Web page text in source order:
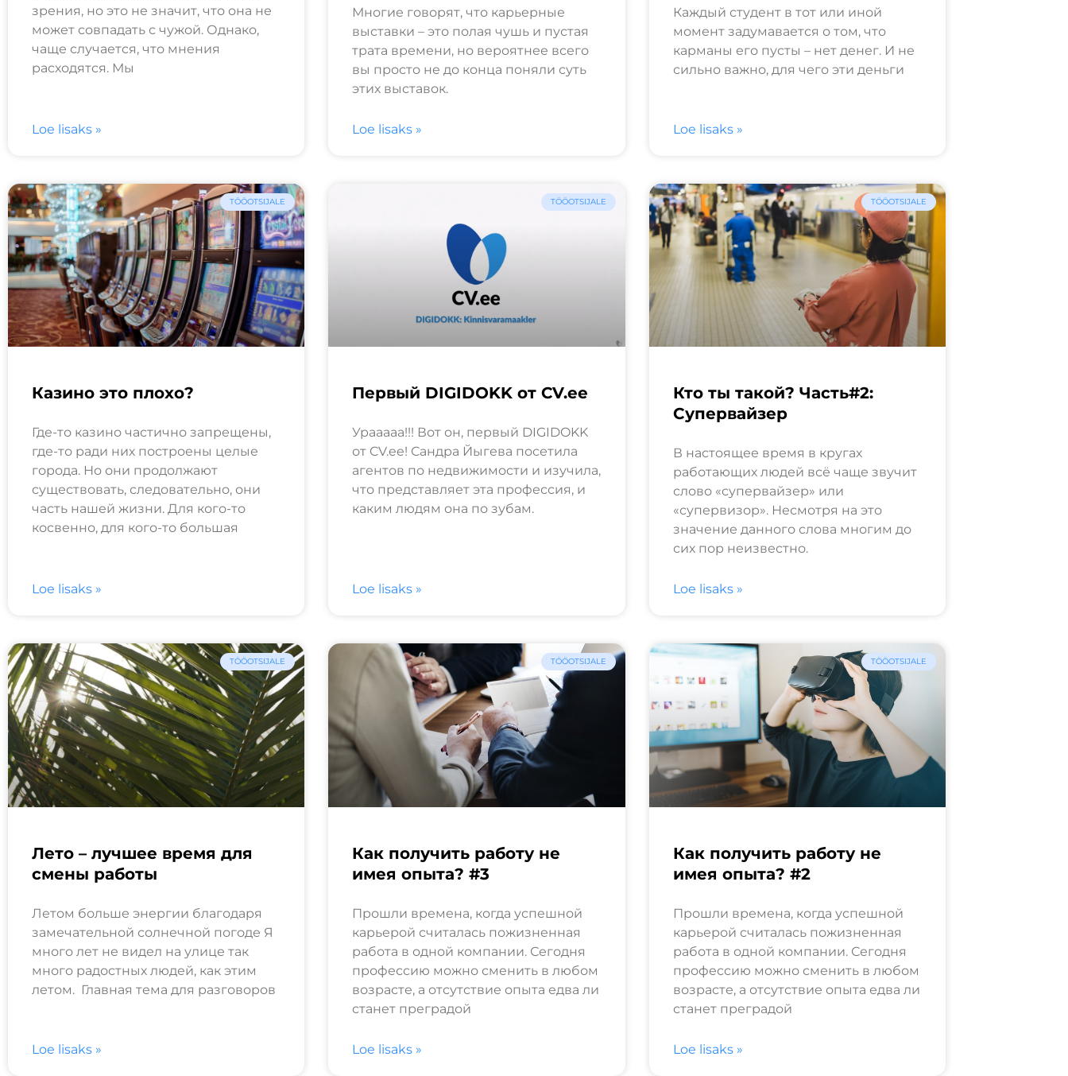
зрения, но это не значит, что она не
может совпадать с чужой. Однако,
чаще случается, что мнения
расходятся. Мы
Loe lisaks »
Многие говорят, что карьерные
выставки – это полая чушь и пустая
трата времени, но вероятнее всего
вы просто не до конца поняли суть
этих выставок.
Loe lisaks »
Каждый студент в тот или иной
момент задумавается о том, что
карманы его пусты – нет денег. И не
сильно важно, для чего эти деньги
Loe lisaks »
TÖÖOTSIJALE
Казино это плохо?
Где-то казино частично запрещены,
где-то ради них построены целые
города. Но они продолжают
существовать, следовательно, они
часть нашей жизни. Для кого-то
косвенно, для кого-то большая
Loe lisaks »
TÖÖOTSIJALE
Первый DIGIDOKK от CV.ee
Урааааа!!! Вот он, первый DIGIDOKK
от CV.ee! Сандра Йыгева посетила
агентов по недвижимости и изучила,
что представляет эта профессия, и
каким людям она по зубам.
Loe lisaks »
TÖÖOTSIJALE
Кто ты такой? Часть#2:
Супервайзер
В настоящее время в кругах
работающих людей всё чаще звучит
слово «супервайзер» или
«супервизор». Несмотря на это
значение данного слова многим до
сих пор неизвестно.
Loe lisaks »
TÖÖOTSIJALE
Лето – лучшее время для
смены работы
Летом больше энергии благодаря
замечательной солнечной погоде Я
много лет не видел на улице так
много радостных людей, как этим
летом. Главная тема для разговоров
Loe lisaks »
TÖÖOTSIJALE
Как получить работу не
имея опыта? #3
Прошли времена, когда успешной
карьерой считалась пожизненная
работа в одной компании. Сегодня
профессию можно сменить в любом
возрасте, а отсутствие опыта едва ли
станет преградой
Loe lisaks »
TÖÖOTSIJALE
Как получить работу не
имея опыта? #2
Прошли времена, когда успешной
карьерой считалась пожизненная
работа в одной компании. Сегодня
профессию можно сменить в любом
возрасте, а отсутствие опыта едва ли
станет преградой
Loe lisaks »